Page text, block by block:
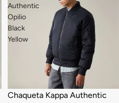
Authentic
Opilio
Black
Yellow
-50%
Chaqueta Kappa Authentic